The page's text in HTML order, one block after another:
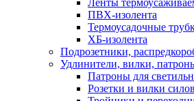
Ленты
ПВХ-изолента
Термоусадочные
ХБ-изолента
Подрозетники,
Удлинители, вилки,
Патроны для
Розетки и вилки